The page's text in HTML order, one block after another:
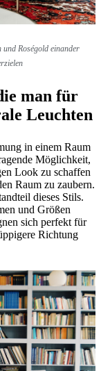
und Roségold einander
man für
Leuchten
in einem Raum
Möglichkeit,
Look zu schaffen
Raum zu zaubern.
dieses Stils.
und Größen
sich perfekt für
Richtung